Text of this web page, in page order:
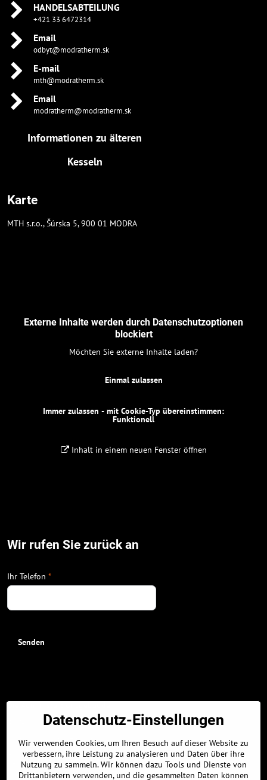
HANDELSABTEILUNG
+421 33 6472314
Email
odbyt@modratherm.sk
E-mail
mth@modratherm.sk
Email
modratherm@modratherm.sk
Informationen zu älteren
Kesseln
Karte
MTH s.r.o., Šúrska 5, 900 01 MODRA
Externe Inhalte werden durch Datenschutzoptionen
blockiert
Möchten Sie externe Inhalte laden?
Einmal zulassen
Immer zulassen - mit Cookie-Typ übereinstimmen:
Funktionell
Inhalt in einem neuen Fenster öffnen
Wir rufen Sie zurück an
Ihr Telefon *
Senden
Die Administartionsgebäude:
GPS-Koordinaten:
48.326896463, 17.304309011
48° 19' 36.8272672" N
17° 18' 15.5124378" E
Datenschutz-Einstellungen
Wir verwenden Cookies, um Ihren Besuch auf dieser Website zu
verbessern, ihre Leistung zu analysieren und Daten über ihre
Nutzung zu sammeln. Wir können dazu Tools und Dienste von
Drittanbietern verwenden, und die gesammelten Daten können